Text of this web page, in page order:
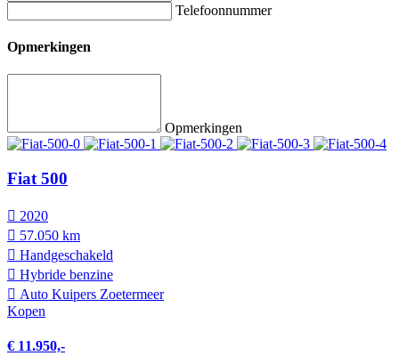
Telefoonnummer
Opmerkingen
Opmerkingen
Fiat 500
2020
57.050 km
Hand­geschakeld
Hybride benzine
Auto Kuipers Zoetermeer
Kopen
€ 11.950,-